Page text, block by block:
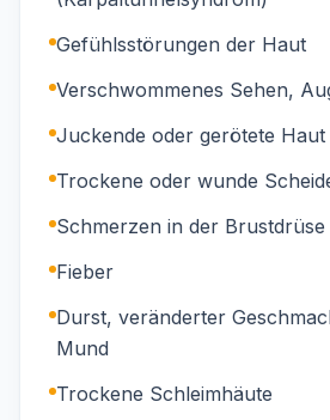
Gefühlsstörungen der Haut
Verschwommenes Sehen,
Juckende oder gerötete Haut
Trockene oder wunde
Schmerzen in der Brustdrüse
Fieber
Durst, veränderter
Mund
Trockene Schleimhäute